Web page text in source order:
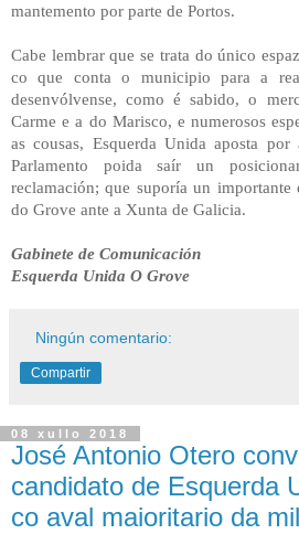
mantemento por parte de Portos.
Cabe lembrar que se trata do único
co que conta o municipio para a
desenvólvense, como é sabido, o
Carme e a do Marisco, e numerosos
as cousas, Esquerda Unida aposta
Parlamento poida saír un
reclamación; que suporía un importante
do Grove ante a Xunta de Galicia.
Gabinete de Comunicación
Esquerda Unida O Grove
Ningún comentario:
Compartir
08 xullo 2018
José Antonio Otero
candidato de Esquerda
co aval maioritario da